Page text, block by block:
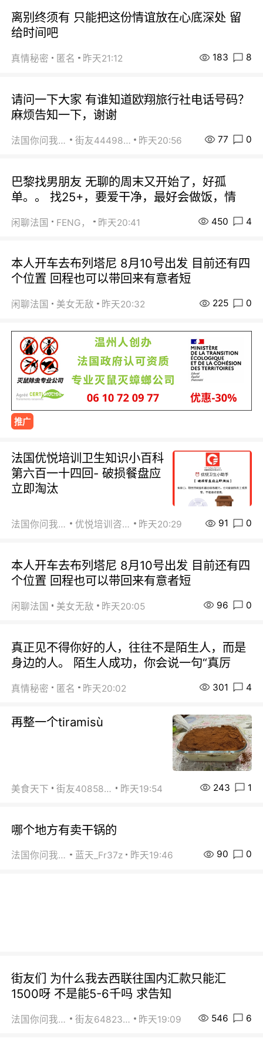
离别终须有 只能把这份情谊放在心底深处 留
给时间吧
真情秘密 匿名 昨天21:12 183 8
请问一下大家 有谁知道欧翔旅行社电话号码？
麻烦告知一下，谢谢
法国你问我答 街友44498484 昨天20:56 77 0
巴黎找男朋友 无聊的周末又开始了，好孤
单。。 找25+，要爱干净，最好会做饭，情
闲聊法国 FENG， 昨天20:41 450 4
本人开车去布列塔尼 8月10号出发 目前还有四
个位置 回程也可以带回来有意者短
闲聊法国 美女无敌 昨天20:32 225 0
推广
法国优悦培训卫生知识小百科
第六百一十四回- 破损餐盘应
立即淘汰
法国你问我答 优悦培训咨询 昨天20:29 91 0
本人开车去布列塔尼 8月10号出发 目前还有四
个位置 回程也可以带回来有意者短
闲聊法国 美女无敌 昨天20:05 96 0
真正见不得你好的人，往往不是陌生人，而是
身边的人。 陌生人成功，你会说一句“真厉
真情秘密 匿名 昨天20:02 301 4
再整一个tiramisù
美食天下 街友40858442 昨天19:54 243 1
哪个地方有卖干锅的
法国你问我答 蓝天_Fr37z 昨天19:46 90 0
街友们 为什么我去西联往国内汇款只能汇
1500呀 不是能5-6千吗 求告知
法国你问我答 街友64823891 昨天19:09 546 6